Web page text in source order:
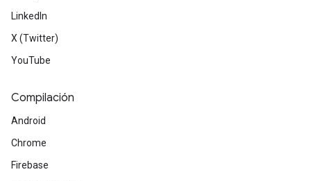
LinkedIn
X (Twitter)
YouTube
Compilación
Android
Chrome
Firebase